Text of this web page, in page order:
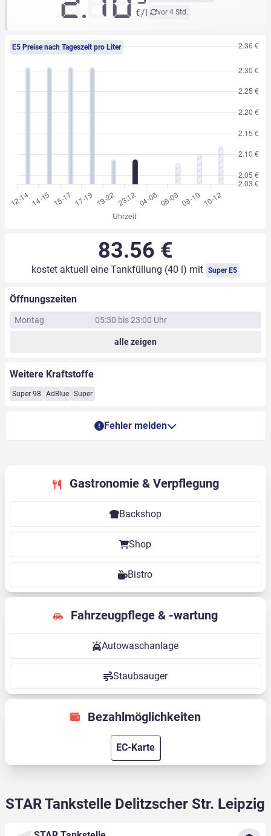
vor 4 Std.
€/l
E5 Preise nach Tageszeit pro Liter
83.56 €
kostet aktuell eine Tankfüllung (40 l) mit Super E5
Öffnungszeiten
Montag 05:30 bis 23:00 Uhr
alle zeigen
Weitere Kraftstoffe
Super 98 AdBlue Super
Fehler melden
Gastronomie & Verpflegung
Backshop
Shop
Bistro
Fahrzeugpflege & -wartung
Autowaschanlage
Staubsauger
Bezahlmöglichkeiten
EC-Karte
STAR Tankstelle Delitzscher Str. Leipzig